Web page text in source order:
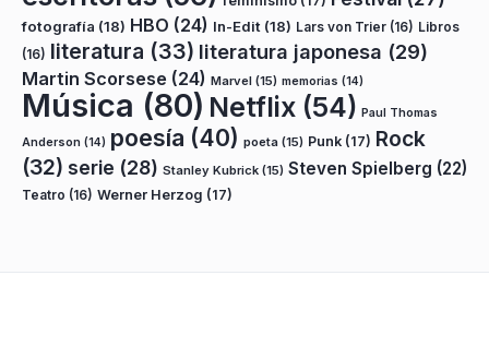
fotografía (18) HBO (24) In-Edit (18) Lars von Trier (16) Libros
(16) literatura (33) literatura japonesa (29)
Martin Scorsese (24) Marvel (15) memorias (14)
Música (80) Netflix (54) Paul Thomas
Anderson (14) poesía (40) poeta (15) Punk (17) Rock
(32) serie (28) Stanley Kubrick (15) Steven Spielberg (22)
Teatro (16) Werner Herzog (17)